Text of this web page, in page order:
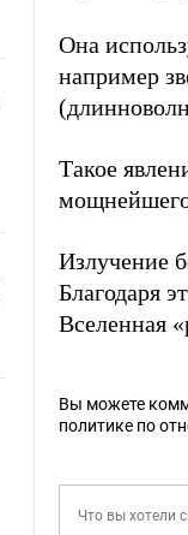
Она
например
Такое
Излучение
Благодаря
Вселенная
Вы можете
политике по